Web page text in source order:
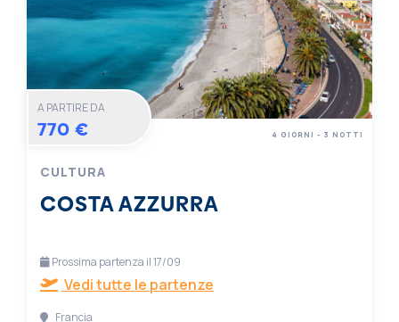
A PARTIRE DA
770 €
CULTURA
COSTA AZZURRA
4 GIORNI - 3 NOTTI
Prossima partenza il 17/09
Vedi tutte le partenze
Francia